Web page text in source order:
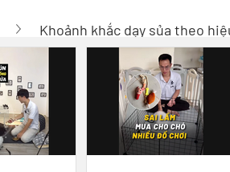
Khoảnh khắc dạy sủa theo